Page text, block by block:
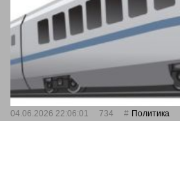
04.06.2026 22:06:01 734 Политика